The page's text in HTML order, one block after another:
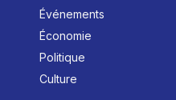
Événements
Économie
Politique
Culture